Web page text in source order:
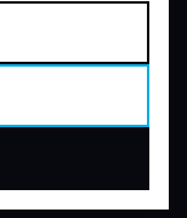
POLICY
COOKIES